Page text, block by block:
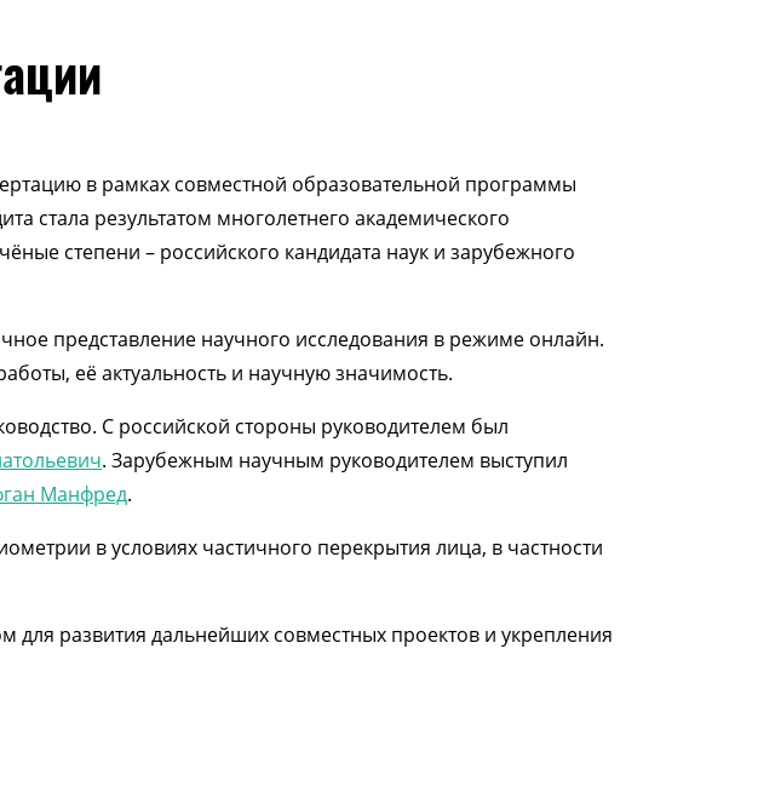
в рамках совместной образовательной программы
стала результатом многолетнего академического
степени – российского кандидата наук и зарубежного
представление научного исследования в режиме онлайн.
её актуальность и научную значимость.
С российской стороны руководителем был
. Зарубежным научным руководителем выступил
Манфред.
в условиях частичного перекрытия лица, в частности
для развития дальнейших совместных проектов и укрепления